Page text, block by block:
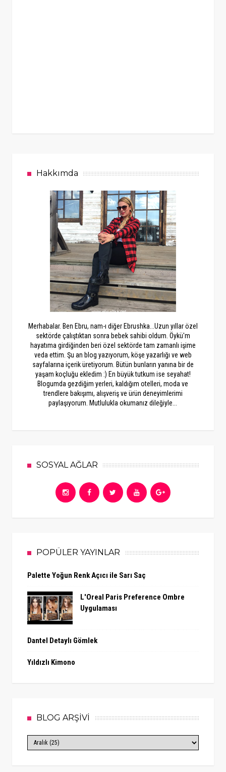
Hakkımda
Merhabalar. Ben Ebru, nam-ı diğer Ebrushka...Uzun yıllar özel
sektörde çalıştıktan sonra bebek sahibi oldum. Öykü'm
hayatıma girdiğinden beri özel sektörde tam zamanlı işime
veda ettim. Şu an blog yazıyorum, köşe yazarlığı ve web
sayfalarına içerik üretiyorum. Bütün bunların yanına bir de
yaşam koçluğu ekledim :) En büyük tutkum ise seyahat!
Blogumda gezdiğim yerleri, kaldığım otelleri, moda ve
trendlere bakışımı, alışveriş ve ürün deneyimlerimi
paylaşıyorum. Mutlulukla okumanız dileğiyle...
SOSYAL AĞLAR
POPÜLER YAYINLAR
Palette Yoğun Renk Açıcı ile Sarı Saç
L'Oreal Paris Preference Ombre
Uygulaması
Dantel Detaylı Gömlek
Yıldızlı Kimono
BLOG ARŞİVİ